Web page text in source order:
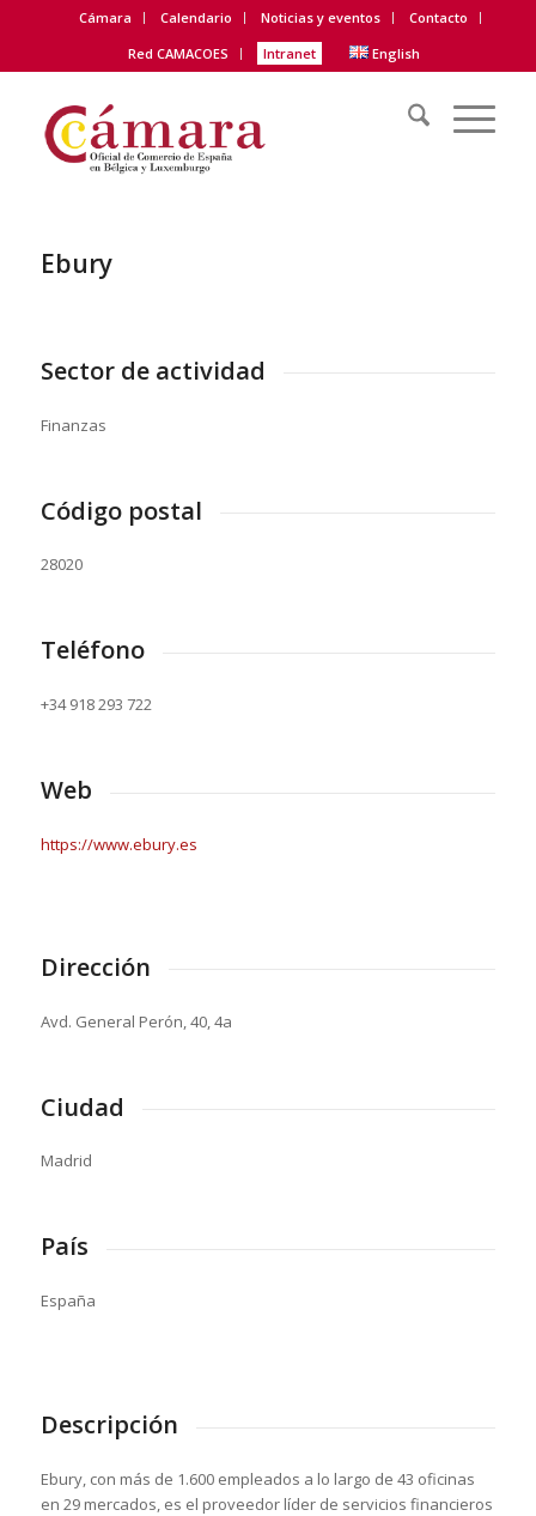
Cámara Calendario Noticias y eventos
Contacto
Red CAMACOES
Intranet English
Ebury
Sector de actividad
Finanzas
Código postal
28020
Teléfono
+34 918 293 722
Web
https://www.ebury.es
Dirección
Avd. General Perón, 40, 4a
Ciudad
Madrid
País
España
Descripción
Ebury, con más de 1.600 empleados a lo largo de 43 oficinas
en 29 mercados, es el proveedor líder de servicios financieros